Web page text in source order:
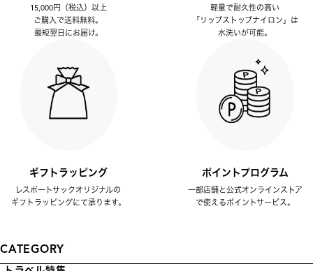
15,000円（税込）以上
ご購入で送料無料。
最短翌日にお届け。
軽量で耐久性の高い
「リップストップナイロン」は
水洗いが可能。
ギフトラッピング
レスポートサックオリジナルの
ギフトラッピングにて承ります。
ポイントプログラム
一部店舗と公式オンラインストア
で使えるポイントサービス。
CATEGORY